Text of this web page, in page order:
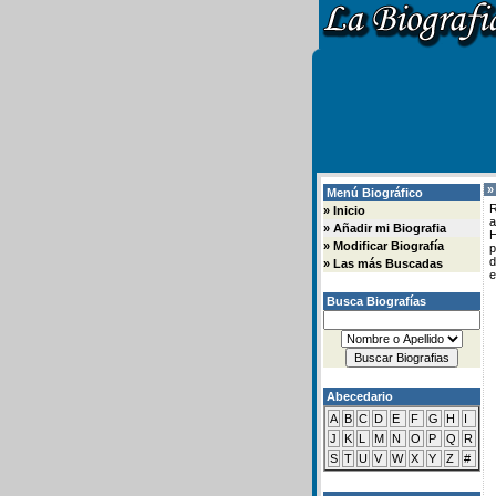
Menú Biográfico
» Inicio
» Añadir mi Biografia
» Modificar Biografía
» Las más Buscadas
Busca Biografías
Abecedario
A B C D E F G H
I
J
K L M N O P Q
R
S T U V W X Y Z #
»